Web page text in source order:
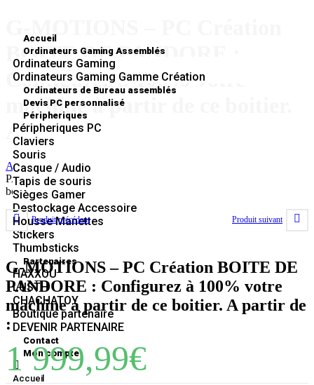
Accueil
Ordinateurs Gaming Assemblés
Ordinateurs Gaming
Ordinateurs Gaming Gamme Création
Ordinateurs de Bureau assemblés
Devis PC personnalisé
Péripheriques
Péripheriques PC
Claviers
Souris
Casque / Audio
Tapis de souris
Sièges Gamer
Destockage Accessoire
Housse Manettes
Stickers
Thumbsticks
Partenaires
HAXXOU
LUSTH
CHACHATOY
Boutique partenaire
DEVENIR PARTENAIRE
Contact
Mon compte
Accueil
G-MOTIONS – PC Création
BOITE DE PANDORE :
Configurez à 100% votre
machine à partir de ce boitier.
A partir de :
Accueil»Boutique
PANDORE : Configurez à 100% votre machine à partir de ce
boitier. A partir de :
Produit précédent Produit suivant
G-MOTIONS – PC Création BOITE DE
PANDORE : Configurez à 100% votre
machine à partir de ce boitier. A partir de
:
1 999,99€